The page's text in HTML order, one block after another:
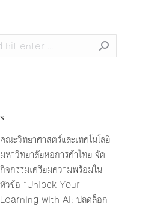
คณะวิทยาศาสตร์และเทคโนโลยี
มหาวิทยาลัยหอการค้าไทย จัด
กิจกรรมเตรียมความพร้อมใน
หัวข้อ “Unlock Your
Learning with AI: ปลดล็อก